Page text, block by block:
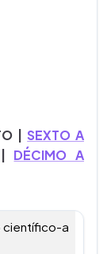
|SEXTO A
DÉCIMO A
científico-a